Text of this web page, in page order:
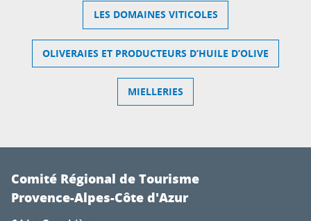
LES DOMAINES VITICOLES
OLIVERAIES ET PRODUCTEURS D’HUILE D’OLIVE
MIELLERIES
Comité Régional de Tourisme
Provence-Alpes-Côte d'Azur